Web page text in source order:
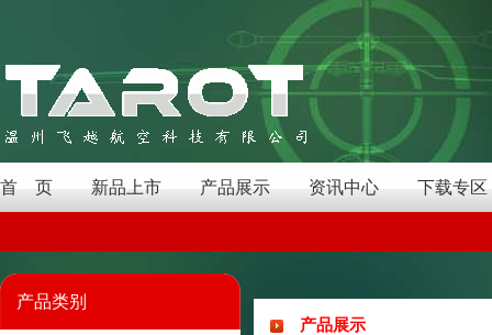
首 页 新品上市 产品展示 资讯中心 下载专区
产品类别
产品展示